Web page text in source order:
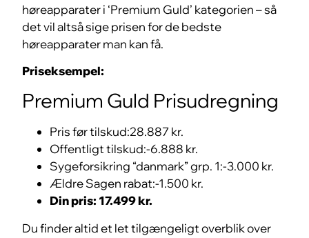
høreapparater i ‘Premium Guld’ kategorien – så
det vil altså sige prisen for de bedste
høreapparater man kan få.
Priseksempel:
Premium Guld Prisudregning
Pris før tilskud:28.887 kr.
Offentligt tilskud:-6.888 kr.
Sygeforsikring “danmark” grp. 1:-3.000 kr.
Ældre Sagen rabat:-1.500 kr.
Din pris: 17.499 kr.
Du finder altid et let tilgængeligt overblik over